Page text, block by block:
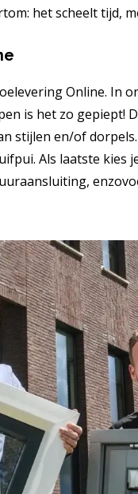
het scheelt tijd,
Online.
is het zo gepiept!
stijlen en/of
Als laatste kies